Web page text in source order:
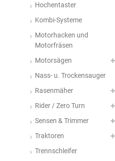
Hochentaster
Kombi-Systeme
Motorhacken und
Motorfräsen
Motorsägen
Nass- u. Trockensauger
Rasenmäher
Rider / Zero Turn
Sensen & Trimmer
Traktoren
Trennschleifer